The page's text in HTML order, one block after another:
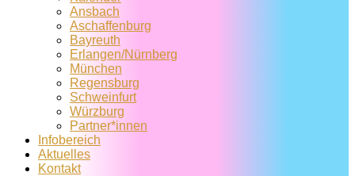
Ansbach
Aschaffenburg
Bayreuth
Erlangen/Nürnberg
München
Regensburg
Schweinfurt
Würzburg
Partner*innen
Infobereich
Aktuelles
Kontakt